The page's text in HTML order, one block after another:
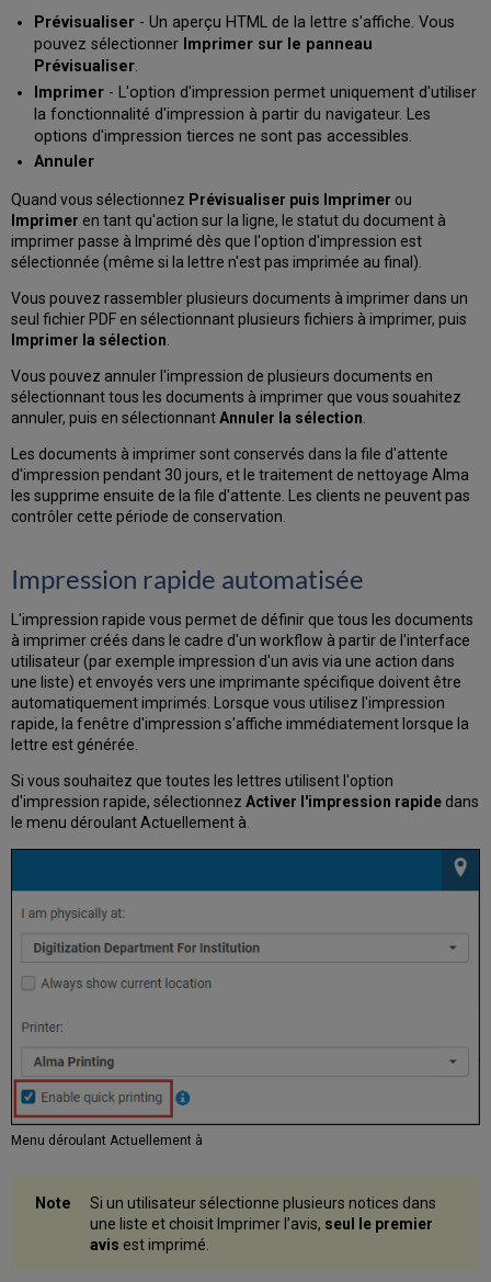
Prévisualiser- Un aperçu HTML de la lettre s'affiche. Vous
pouvez sélectionner Imprimer sur le panneau
Prévisualiser.
Imprimer- L'option d'impression permet uniquement d'utiliser
la fonctionnalité d'impression à partir du navigateur. Les
options d'impression tierces ne sont pas accessibles.
Annuler
Quand vous sélectionnez Prévisualiser puis Imprimer ou
Imprimer en tant qu'action sur la ligne, le statut du document à
imprimer passe à Imprimé dès que l'option d'impression est
sélectionnée (même si la lettre n'est pas imprimée au final).
Vous pouvez rassembler plusieurs documents à imprimer dans un
seul fichier PDF en sélectionnant plusieurs fichiers à imprimer, puis
Imprimer la sélection
Vous pouvez annuler l'impression de plusieurs documents en
sélectionnant tous les documents à imprimer que vous souahitez
annuler, puis en sélectionnantAnnuler la sélection
Les documents à imprimer sont conservés dans la file d'attente
d'impression pendant 30 jours, et le traitement de nettoyage Alma
les supprime ensuite de la file d'attente. Les clients ne peuvent pas
contrôler cette période de conservation.
Impression rapide automatisée
L'impression rapide vous permet de définir que tous les documents
à imprimer créés dans le cadre d'un workflow à partir de l'interface
utilisateur (par exemple impression d'un avis via une action dans
une liste) et envoyés vers une imprimante spécifique doivent être
automatiquement imprimés. Lorsque vous utilisez l'impression
rapide, la fenêtre d'impression s'affiche immédiatement lorsque la
lettre est générée.
Si vous souhaitez que toutes les lettres utilisent l'option
d'impression rapide, sélectionnezActiver l'impression rapide dans
le menu déroulant Actuellement à.
Menu déroulant Actuellement à
Si un utilisateur sélectionne plusieurs notices dans
une liste et choisit Imprimer l’avis, seul le premier
avis est imprimé.